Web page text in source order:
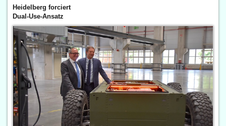
Heidelberg forciert
Dual-Use-Ansatz